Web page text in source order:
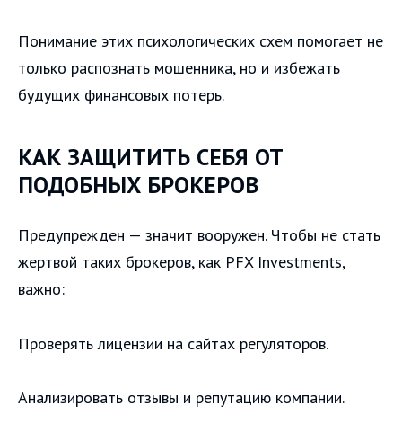
Понимание этих психологических схем помогает не
только распознать мошенника, но и избежать
будущих финансовых потерь.
КАК ЗАЩИТИТЬ СЕБЯ ОТ
ПОДОБНЫХ БРОКЕРОВ
Предупрежден — значит вооружен. Чтобы не стать
жертвой таких брокеров, как PFX Investments,
важно:
Проверять лицензии на сайтах регуляторов.
Анализировать отзывы и репутацию компании.